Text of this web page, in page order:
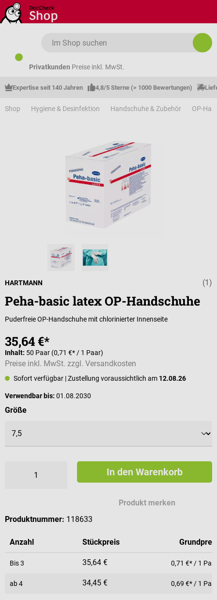
Zum Hauptinhalt springen
Privatkunden Preise inkl. MwSt.
Expertise seit 140 Jahren 4,8/5 Sterne (> 1000 Bewertungen)
Shop Hygiene & Desinfektion Handschuhe & Zubehör OP-
(1)
HARTMANN
Peha-basic latex OP-Handschuhe
Puderfreie OP-Handschuhe mit chlorinierter Innenseite
35,64 €*
Inhalt: 50 Paar (0,71 €* / 1 Paar)
Preise inkl. MwSt. zzgl. Versandkosten
Sofort verfügbar | Zustellung voraussichtlich am 12.08.26
Verwendbar bis: 01.08.2030
Größeauswählen
In den Warenkorb
Produkt merken
Produktnummer: 118633
Anzahl Stückpreis
Bis3 35,64 € 0,71 €* / 1
ab4 34,45 € 0,69 €* / 1